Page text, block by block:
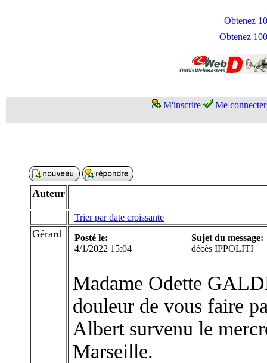
Obtenez
Obtenez
M'inscrire Me connecter
Auteur
Trier par date croissante
Gérard
Posté le:
4/1/2022 15:04
Sujet du message:
décès IPPOLITI
Madame Odette
douleur de vous faire
Albert survenu le
Marseille.